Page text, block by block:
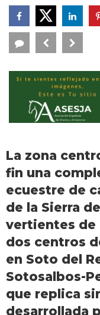
La zona
fin una
ecuestre de
de la Sierra
vertientes de
dos centros
en Soto del
Sotosalbos-
que replica
desarrollada